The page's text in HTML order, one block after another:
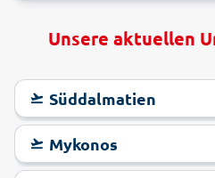
Unsere aktuellen
Süddalmatien
Mykonos